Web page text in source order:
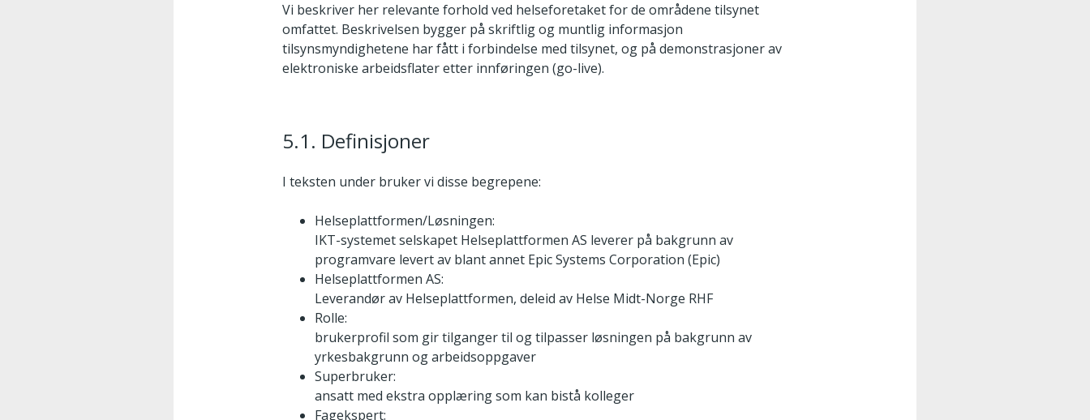
Vi beskriver her relevante forhold ved helseforetaket for de områdene tilsynet
omfattet. Beskrivelsen bygger på skriftlig og muntlig informasjon
tilsynsmyndighetene har fått i forbindelse med tilsynet, og på demonstrasjoner av
elektroniske arbeidsflater etter innføringen (go-live).
5.1. Definisjoner
I teksten under bruker vi disse begrepene:
Helseplattformen/Løsningen:
IKT-systemet selskapet Helseplattformen AS leverer på bakgrunn av
programvare levert av blant annet Epic Systems Corporation (Epic)
Helseplattformen AS:
Leverandør av Helseplattformen, deleid av Helse Midt-Norge RHF
Rolle:
brukerprofil som gir tilganger til og tilpasser løsningen på bakgrunn av
yrkesbakgrunn og arbeidsoppgaver
Superbruker:
ansatt med ekstra opplæring som kan bistå kolleger
Fagekspert: